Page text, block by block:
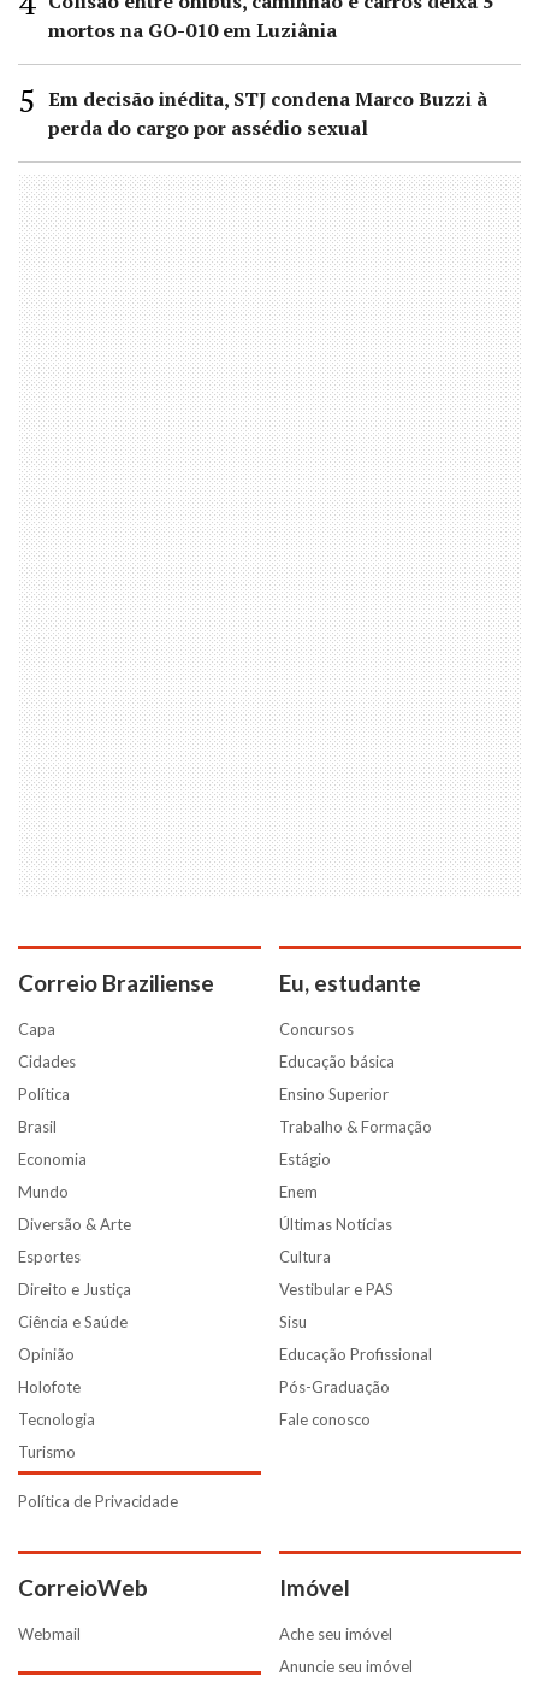
mortos na GO-010 em Luziânia
Em decisão inédita, STJ condena Marco Buzzi à
perda do cargo por assédio sexual
Correio Braziliense
Capa
Cidades
Política
Brasil
Economia
Mundo
Diversão & Arte
Esportes
Direito e Justiça
Ciência e Saúde
Opinião
Holofote
Tecnologia
Turismo
Política de Privacidade
Eu, estudante
Concursos
Educação básica
Ensino Superior
Trabalho & Formação
Estágio
Enem
Últimas Notícias
Cultura
Vestibular e PAS
Sisu
Educação Profissional
Pós-Graduação
Fale conosco
CorreioWeb
Webmail
Imóvel
Ache seu imóvel
Anuncie seu imóvel